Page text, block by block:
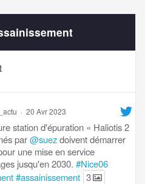
· 20 Avr 2023
station d'épuration « Haliotis 2
par@suezdoivent démarrer
une mise en service
jusqu'en 2030. #Nice06
#assainissement 3